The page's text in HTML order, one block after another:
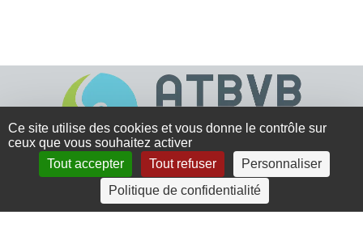
4 rue Crec’h-Ugen
22810 Belle Isle en Terre
Ce site utilise des cookies et vous donne le contrôle sur
ceux que vous souhaitez activer
Tout accepter
Tout refuser
Personnaliser
Politique de confidentialité